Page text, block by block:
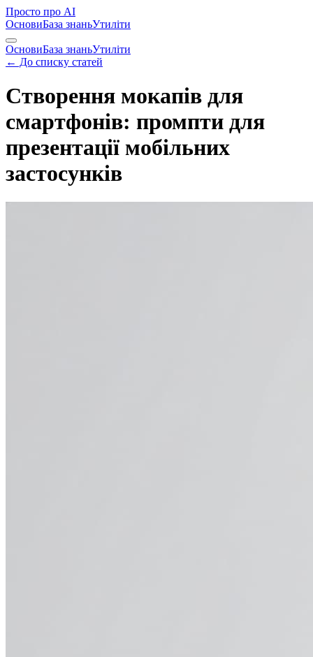
Просто про AI
ОсновиБаза знаньУтиліти
ОсновиБаза знаньУтиліти
← До списку статей
Створення мокапів для
смартфонів: промпти для
презентації мобільних
застосунків